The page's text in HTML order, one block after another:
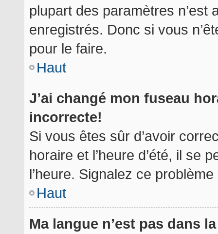
plupart des paramètres n’est
enregistrés. Donc si vous
pour le faire.
Haut
J’ai changé mon fuseau
incorrecte!
Si vous êtes sûr d’avoir
horaire et l’heure d’été, il se
l’heure. Signalez ce problème
Haut
Ma langue n’est pas dans